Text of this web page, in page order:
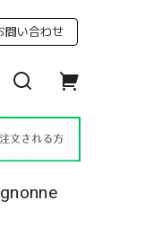
問い合わせ